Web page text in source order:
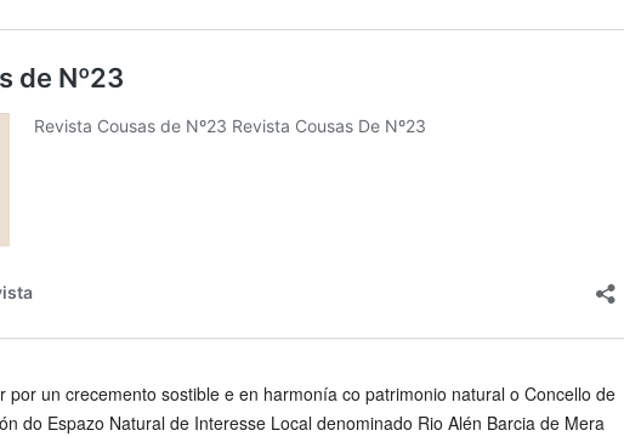
por un crecemento sostible e en harmonía co patrimonio natural o Concello de
do Espazo Natural de Interesse Local denominado Rio Alén Barcia de Mera